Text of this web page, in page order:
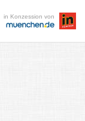
in Konzession von